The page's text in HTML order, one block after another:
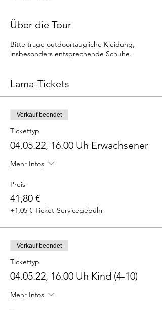
Über die Tour
Bitte trage outdoortaugliche Kleidung,
insbesonders entsprechende Schuhe.
Lama-Tickets
Verkauf beendet
Tickettyp
04.05.22, 16.00 Uh Erwachsener
Mehr Infos
Preis
41,80 €
+1,05 € Ticket-Servicegebühr
Verkauf beendet
Tickettyp
04.05.22, 16.00 Uh Kind (4-10)
Mehr Infos